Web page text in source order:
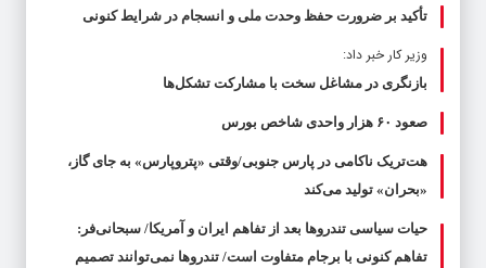
تأکید بر ضرورت حفظ وحدت ملی و انسجام در شرایط کنونی
وزیر کار خبر داد:
بازنگری در مشاغل سخت با مشارکت تشکل‌ها
صعود ۶۰ هزار واحدی شاخص بورس
هت‌تریک ناکامی در پارس جنوبی/وقتی «پتروپارس» به جای گاز،
«بحران» تولید می‌کند
حیات سیاسی تندروها بعد از تفاهم ایران و آمریکا/ سبحانی‌فر:
تفاهم کنونی با برجام متفاوت است/ تندروها نمی‌توانند تصمیم